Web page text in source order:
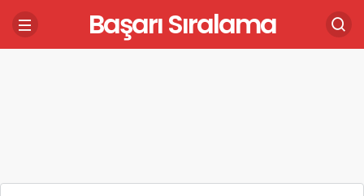
Başarı Sıralama